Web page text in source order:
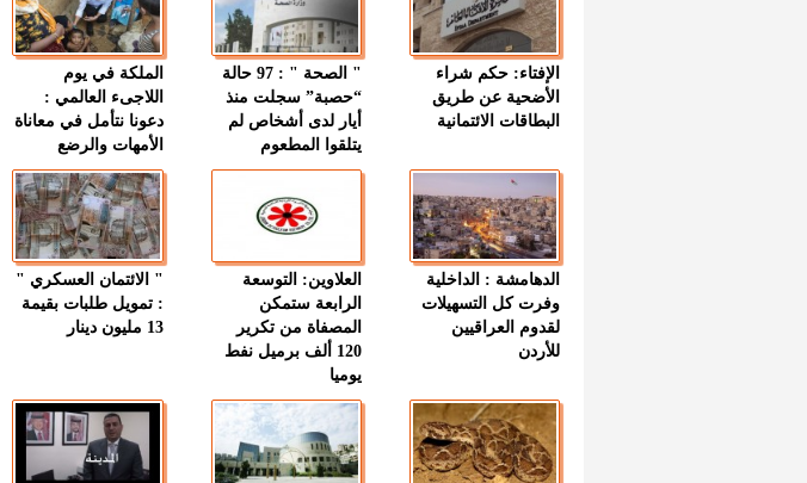
الإفتاء: حكم شراء
الأضحية عن طريق
البطاقات الائتمانية
" الصحة " : 97 حالة
“حصبة” سجلت منذ
أيار لدى أشخاص لم
يتلقوا المطعوم
الملكة في يوم
اللاجىء العالمي :
دعونا نتأمل في معاناة
الأمهات والرضع
الدهامشة : الداخلية
وفرت كل التسهيلات
لقدوم العراقيين
للأردن
العلاوين: التوسعة
الرابعة ستمكن
المصفاة من تكرير
120 ألف برميل نفط
يوميا
" الائتمان العسكري "
: تمويل طلبات بقيمة
13 مليون دينار